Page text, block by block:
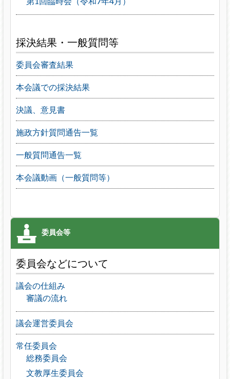
採決結果・一般質問等
委員会審査結果
本会議での採決結果
決議、意見書
施政方針質問通告一覧
一般質問通告一覧
本会議動画（一般質問等）
委員会などについて
議会の仕組み
審議の流れ
議会運営委員会
常任委員会
総務委員会
文教厚生委員会